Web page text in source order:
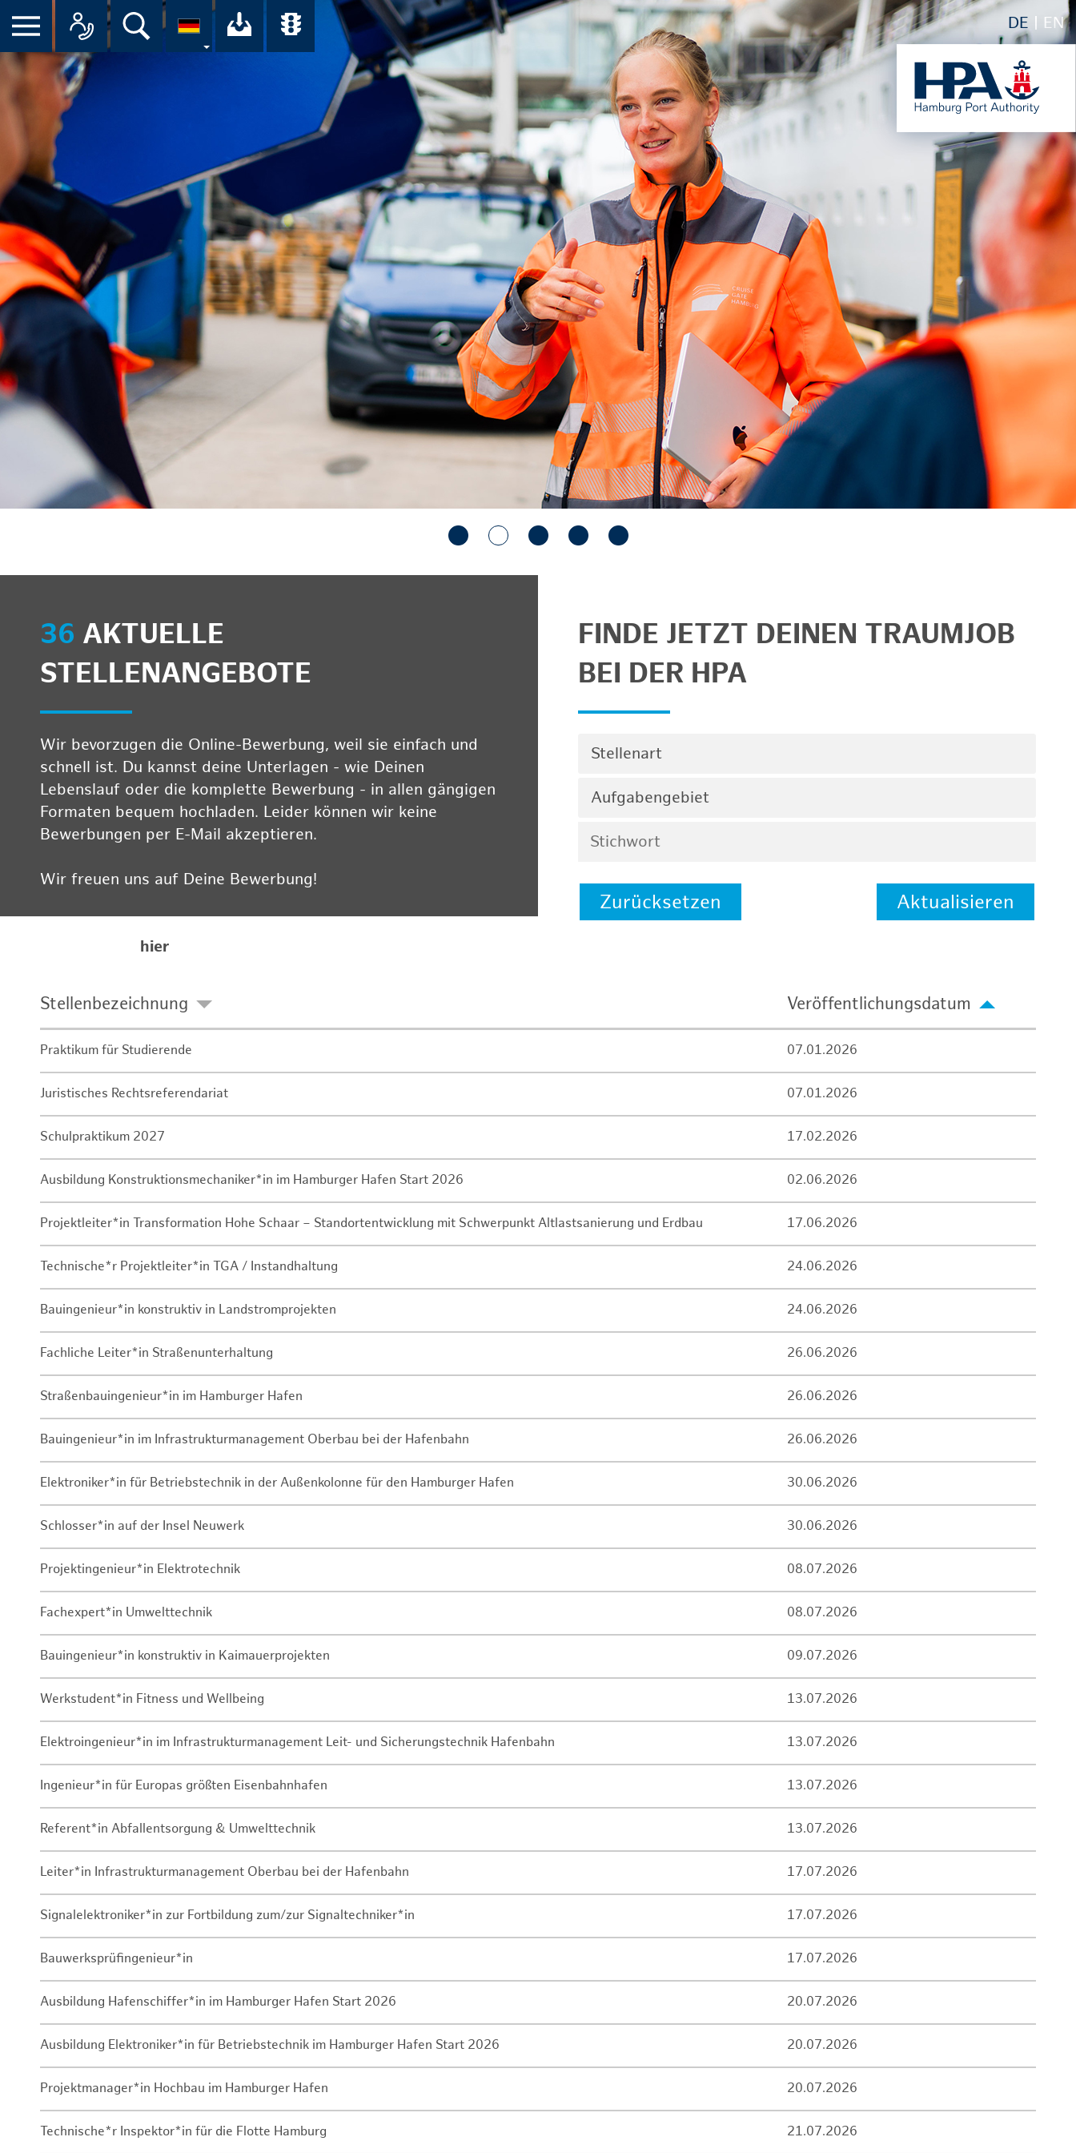
DE EN
Suche Ihr Download-Center der HPA
Übersicht aller Verkehrsmeldungen im Hafen am
36 AKTUELLE
STELLENANGEBOTE
Wir bevorzugen die Online-Bewerbung, weil sie einfach und
schnell ist. Du kannst deine Unterlagen - wie Deinen
Lebenslauf oder die komplette Bewerbung - in allen gängigen
Formaten bequem hochladen. Leider können wir keine
Bewerbungen per E-Mail akzeptieren.
Wir freuen uns auf Deine Bewerbung!
hier
FINDE JETZT DEINEN TRAUMJOB
BEI DER HPA
Stellenart
Aufgabengebiet
Zurücksetzen Aktualisieren
Stellenbezeichnung Veröffentlichungsdatum
Praktikum für Studierende 07.01.2026
Juristisches Rechtsreferendariat 07.01.2026
Schulpraktikum 2027 17.02.2026
Ausbildung Konstruktionsmechaniker*in im Hamburger Hafen Start 2026 02.06.2026
Projektleiter*in Transformation Hohe Schaar – Standortentwicklung mit Schwerpunkt Altlastsanierung und Erdbau 17.06.2026
Technische*r Projektleiter*in TGA / Instandhaltung 24.06.2026
Bauingenieur*in konstruktiv in Landstromprojekten 24.06.2026
Fachliche Leiter*in Straßenunterhaltung 26.06.2026
Straßenbauingenieur*in im Hamburger Hafen 26.06.2026
Bauingenieur*in im Infrastrukturmanagement Oberbau bei der Hafenbahn 26.06.2026
Elektroniker*in für Betriebstechnik in der Außenkolonne für den Hamburger Hafen 30.06.2026
Schlosser*in auf der Insel Neuwerk 30.06.2026
Projektingenieur*in Elektrotechnik 08.07.2026
Fachexpert*in Umwelttechnik 08.07.2026
Bauingenieur*in konstruktiv in Kaimauerprojekten 09.07.2026
Werkstudent*in Fitness und Wellbeing 13.07.2026
Elektroingenieur*in im Infrastrukturmanagement Leit- und Sicherungstechnik Hafenbahn 13.07.2026
Ingenieur*in für Europas größten Eisenbahnhafen 13.07.2026
Referent*in Abfallentsorgung & Umwelttechnik 13.07.2026
Leiter*in Infrastrukturmanagement Oberbau bei der Hafenbahn 17.07.2026
Signalelektroniker*in zur Fortbildung zum/zur Signaltechniker*in 17.07.2026
Bauwerksprüfingenieur*in 17.07.2026
Ausbildung Hafenschiffer*in im Hamburger Hafen Start 2026 20.07.2026
Ausbildung Elektroniker*in für Betriebstechnik im Hamburger Hafen Start 2026 20.07.2026
Projektmanager*in Hochbau im Hamburger Hafen 20.07.2026
Technische*r Inspektor*in für die Flotte Hamburg 21.07.2026